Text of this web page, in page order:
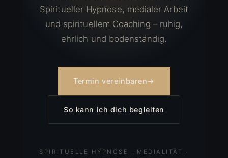
Spiritueller Hypnose, medialer Arbeit
und spirituellem Coaching – ruhig,
ehrlich und bodenständig.
Termin vereinbaren→
So kann ich dich begleiten
SPIRITUELLE HYPNOSE · MEDIALITÄT ·